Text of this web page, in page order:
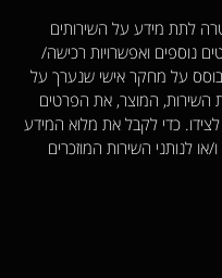
לתת מידע על השירותים
נוספים ואפשרויות רכישה/
על מחקר אישי שנערך על
השירות, המוצר, את הפרטים
כדי לקבל את מלוא המידע
לנותני השירות המוזכרים